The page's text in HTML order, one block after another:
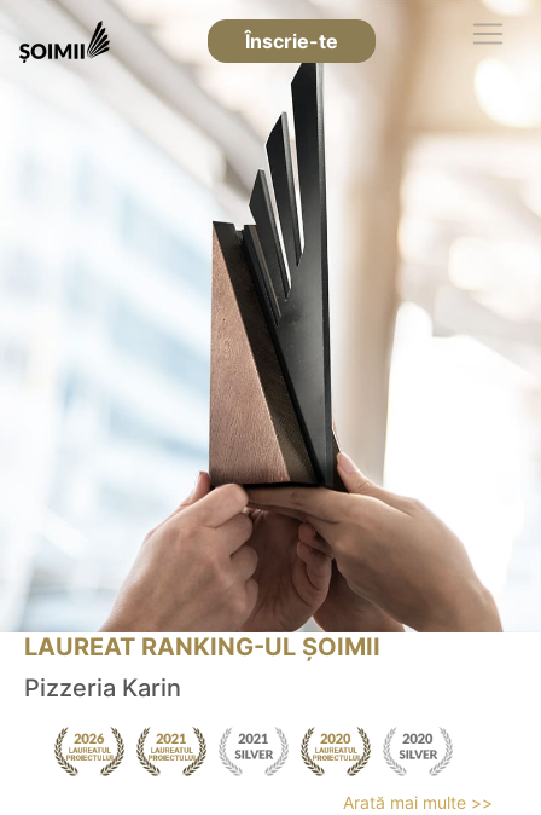
Înscrie-te
LAUREAT RANKING-UL ȘOIMII
Pizzeria Karin
Arată mai multe >>